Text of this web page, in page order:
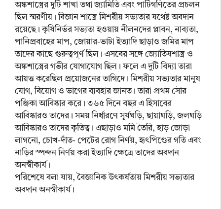
অঙ্কশাস্ত্রের দুটি শাখা তথা জ্যামিতি এবং পাটিগণিতের প্রচলন
ছিল স্মরণীয়। বিজ্ঞান শাস্ত্রে মিশরীয় সভ্যতার যথেষ্ট অবদান
রয়েছে। কৃষিনির্ভর সভ্যতা হওয়ায় নীলনদের প্লাবন, নাব্যতা,
পানিপ্রবাহের মাপ, জোয়ার-ভাটা ইত্যাদি ছাড়াও জমির মাপ
তাদের কাছে গুরুত্বপূর্ণ ছিল। এসবের সঙ্গে জ্যোতিষশাস্ত্র ও
অঙ্কশাস্ত্রের গভীর যোগাযোগ ছিল। ফলে এ দুটি বিদ্যা তারা
আয়ত্ত করেছিল প্রয়োজনের তাগিদে। মিশরীয় সভ্যতার মানুষ
যোগ, বিয়োগ ও ভাগের ব্যবহার জানত। তারা প্রথম সৌর
পঞ্জিকা আবিষ্কার করে। ৩৬৫ দিনে বছর এ হিসাবের
আবিষ্কারও তাদের। সময় নির্ধারণে সূর্যঘড়ি, ছায়াঘড়ি, জলঘড়ি
আবিষ্কারও তাদের কৃতিত্ব। এছাড়াও মমি তৈরি, হাড় জোড়া
লাগনো, চোখ-দাঁত- পেটের রোগ নির্ণয়, হৃৎপিণ্ডের গতি এবং
নাড়ির স্পন্দন নির্ণয় করা ইত্যাদি ক্ষেত্রে তাদের অবদান
অনস্বীকার্য।
পরিশেষে বলা যায়, বৈজ্ঞানিক উৎকর্ষতায় মিশরীয় সভ্যতার
অবদান অনস্বীকার্য।